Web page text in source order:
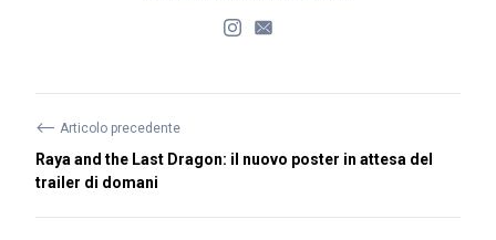
⟵ Articolo precedente
Raya and the Last Dragon: il nuovo poster in attesa del
trailer di domani